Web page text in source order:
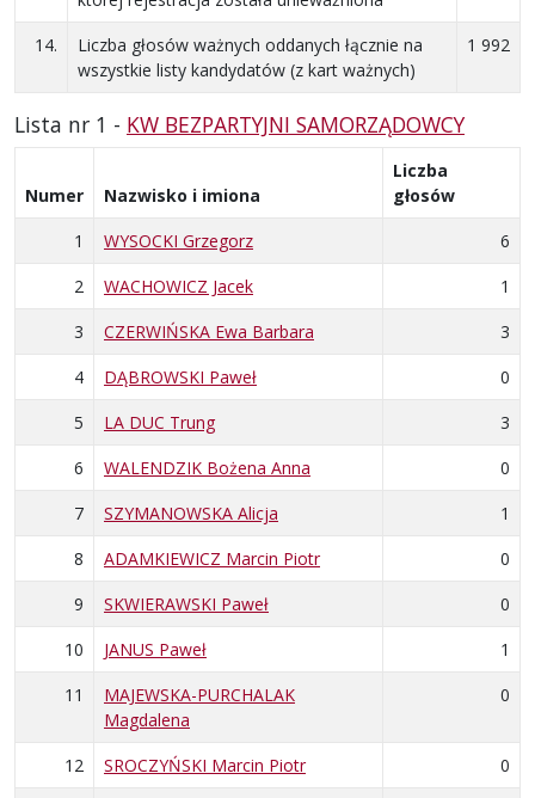
14.
Liczba głosów ważnych oddanych łącznie na
wszystkie listy kandydatów (z kart ważnych)
1 992
Lista nr 1 - KW BEZPARTYJNI SAMORZĄDOWCY
Numer Nazwisko i imiona
Liczba
głosów
1
WYSOCKI Grzegorz
6
2
WACHOWICZ Jacek
1
3
CZERWIŃSKA Ewa Barbara
3
4
DĄBROWSKI Paweł
0
5
LA DUC Trung
3
6
WALENDZIK Bożena Anna
0
7
SZYMANOWSKA Alicja
1
8
ADAMKIEWICZ Marcin Piotr
0
9
SKWIERAWSKI Paweł
0
10
JANUS Paweł
1
11
MAJEWSKA-PURCHALAK
Magdalena
0
12 SROCZYŃSKI Marcin Piotr
0